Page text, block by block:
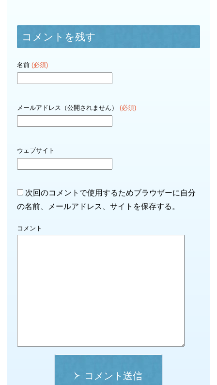
コメントを残す
名前 (必須)
メールアドレス（公開されません） (必須)
ウェブサイト
次回のコメントで使用するためブラウザーに自分
の名前、メールアドレス、サイトを保存する。
コメント
コメント送信